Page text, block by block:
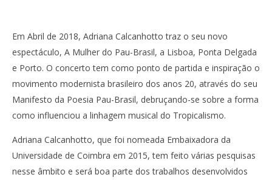
Em Abril de 2018, Adriana Calcanhotto traz o seu novo
espectáculo, A Mulher do Pau-Brasil, a Lisboa, Ponta Delgada
e Porto. O concerto tem como ponto de partida e inspiração o
movimento modernista brasileiro dos anos 20, através do seu
Manifesto da Poesia Pau-Brasil, debruçando-se sobre a forma
como influenciou a linhagem musical do Tropicalismo.
Adriana Calcanhotto, que foi nomeada Embaixadora da
Universidade de Coimbra em 2015, tem feito várias pesquisas
nesse âmbito e será boa parte dos trabalhos desenvolvidos